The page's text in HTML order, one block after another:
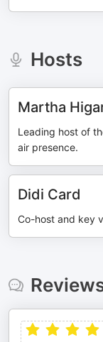
Hosts
Martha
Leading host of
air presence.
Didi Card
Co-host and key